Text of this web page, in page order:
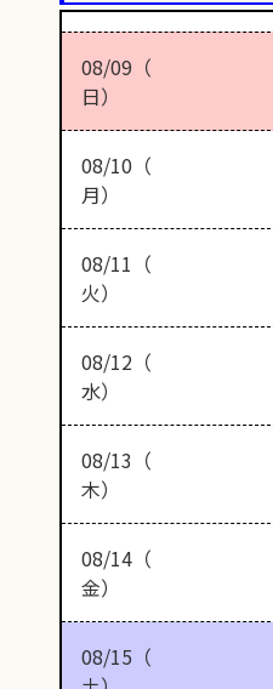
08/09（
日）
08/10（
月）
08/11（
火）
08/12（
水）
08/13（
木）
08/14（
金）
08/15（